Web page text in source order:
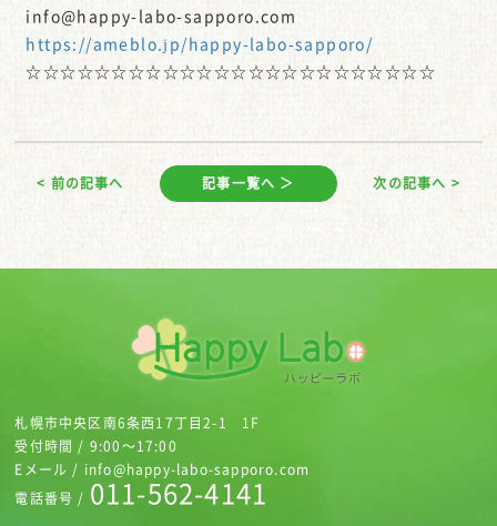
info@happy-labo-sapporo.com
https://ameblo.jp/happy-labo-sapporo/
☆☆☆☆☆☆☆☆☆☆☆☆☆☆☆☆☆☆☆☆☆☆☆☆
< 前の記事へ 記事一覧へ ＞ 次の記事へ >
札幌市中央区南6条西17丁目2-1 1F
受付時間 / 9:00～17:00
Eメール / info@happy-labo-sapporo.com
電話番号 / 011-562-4141